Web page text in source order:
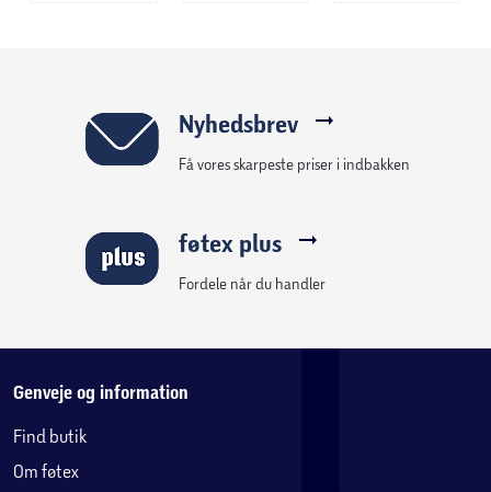
Nyhedsbrev
Få vores skarpeste priser i indbakken
føtex plus
Fordele når du handler
Genveje og information
Find butik
Om føtex